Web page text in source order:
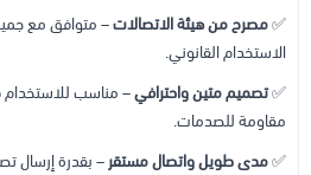
✅مصرح من هيئة الاتصالات– متوافق مع
الاستخدام القانوني.
✅تصميم متين واحترافي– مناسب للاستخدام
مقاومة للصدمات.
✅مدى طويل واتصال مستقر